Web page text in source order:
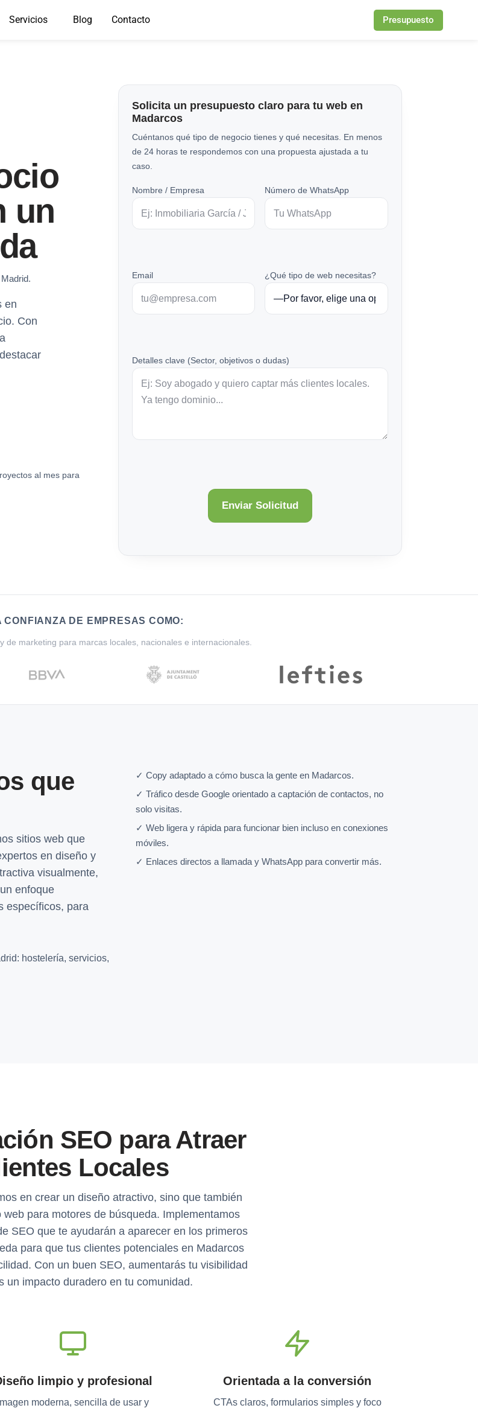
Servicios Blog Contacto Presupuesto
un
en
Con
al mes para
Solicita un presupuesto claro para tu web en
Madarcos
Cuéntanos qué tipo de negocio tienes y qué necesitas. En menos
de 24 horas te respondemos con una propuesta ajustada a tu
caso.
Nombre / Empresa Número de WhatsApp
Email ¿Qué tipo de web necesitas?
Detalles clave (Sector, objetivos o dudas)
CONFIANZA DE EMPRESAS COMO:
de marketing para marcas locales, nacionales e internacionales.
que
sitios web que
en diseño y
visualmente,
enfoque
específicos, para
hostelería, servicios,
✓ Copy adaptado a cómo busca la gente en Madarcos.
✓ Tráfico desde Google orientado a captación de contactos, no
solo visitas.
✓ Web ligera y rápida para funcionar bien incluso en conexiones
móviles.
✓ Enlaces directos a llamada y WhatsApp para convertir más.
SEO para Atraer
Locales
en crear un diseño atractivo, sino que también
para motores de búsqueda. Implementamos
SEO que te ayudarán a aparecer en los primeros
para que tus clientes potenciales en Madarcos
Con un buen SEO, aumentarás tu visibilidad
un impacto duradero en tu comunidad.
limpio y profesional
Imagen moderna, sencilla de usar y
Orientada a la conversión
CTAs claros, formularios simples y foco